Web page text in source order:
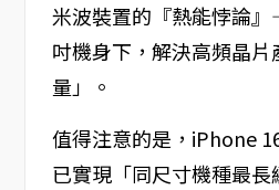
米波裝置的『熱能悖論
吋機身下，解決高頻晶
量」。
值得注意的是，iPhone
已實現「同尺寸機種最